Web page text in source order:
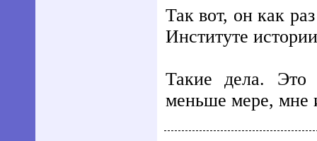
Так вот, он как
Институте
Такие дела. Это
меньше мере, мне